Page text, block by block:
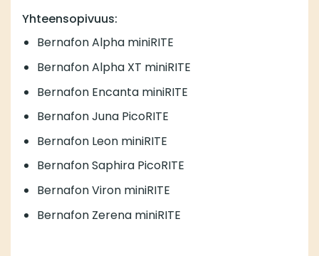
Yhteensopivuus:
Bernafon Alpha miniRITE
Bernafon Alpha XT miniRITE
Bernafon Encanta miniRITE
Bernafon Juna PicoRITE
Bernafon Leon miniRITE
Bernafon Saphira PicoRITE
Bernafon Viron miniRITE
Bernafon Zerena miniRITE